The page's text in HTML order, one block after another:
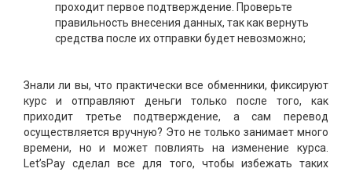
проходит первое подтверждение. Проверьте
правильность внесения данных, так как вернуть
средства после их отправки будет невозможно;
Знали ли вы, что практически все обменники, фиксируют
курс и отправляют деньги только после того, как
приходит третье подтверждение, а сам перевод
осуществляется вручную? Это не только занимает много
времени, но и может повлиять на изменение курса.
Let’sPay сделал все для того, чтобы избежать таких